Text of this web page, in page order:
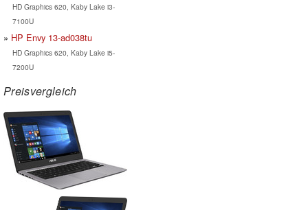
HD Graphics 620, Kaby Lake i3-
7100U
HP Envy 13-ad038tu
HD Graphics 620, Kaby Lake i5-
7200U
Preisvergleich